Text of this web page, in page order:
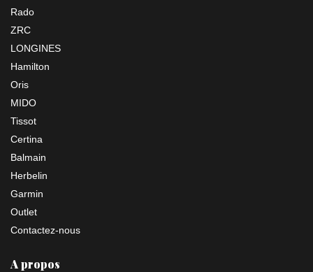
Rado
ZRC
LONGINES
Hamilton
Oris
MIDO
Tissot
Certina
Balmain
Herbelin
Garmin
Outlet
Contactez-nous
A propos